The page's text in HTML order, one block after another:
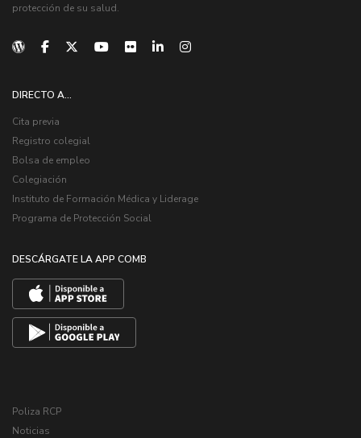
protección de su salud.
DIRECTO A...
Cita previa
Registro colegial
Bolsa de empleo
Colegiación
Instituto de Formación Médica y Liderage
Programa de Protección Social
DESCÁRGATE LA APP COMB
Poliza RCP
Noticias